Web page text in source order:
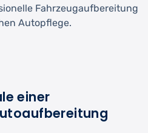
Fahrzeugaufbereitung
Autopflege.
einer